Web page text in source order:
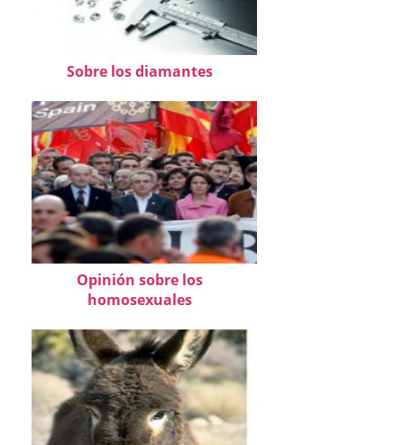
Sobre los diamantes
Opinión sobre los
homosexuales